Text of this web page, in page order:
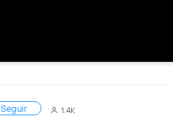
Seguir 1.4K